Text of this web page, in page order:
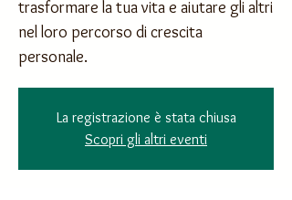
trasformare la tua vita e aiutare gli altri
nel loro percorso di crescita
personale.
La registrazione è stata chiusa
Scopri gli altri eventi